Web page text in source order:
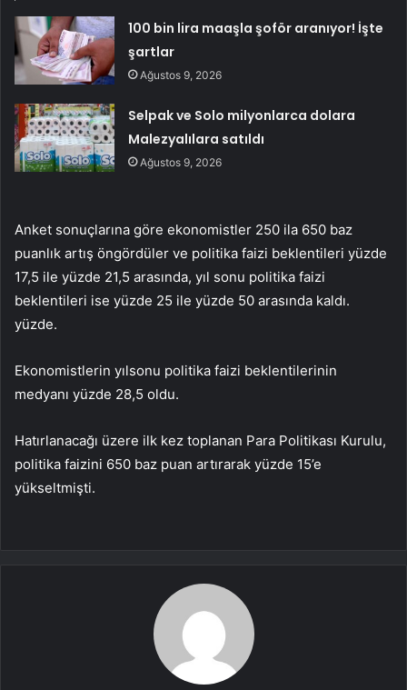
100 bin lira maaşla şoför aranıyor! İşte
şartlar
Ağustos 9, 2026
Selpak ve Solo milyonlarca dolara
Malezyalılara satıldı
Ağustos 9, 2026
Anket sonuçlarına göre ekonomistler 250 ila 650 baz
puanlık artış öngördüler ve politika faizi beklentileri yüzde
17,5 ile yüzde 21,5 arasında, yıl sonu politika faizi
beklentileri ise yüzde 25 ile yüzde 50 arasında kaldı.
yüzde.
Ekonomistlerin yılsonu politika faizi beklentilerinin
medyanı yüzde 28,5 oldu.
Hatırlanacağı üzere ilk kez toplanan Para Politikası Kurulu,
politika faizini 650 baz puan artırarak yüzde 15’e
yükseltmişti.